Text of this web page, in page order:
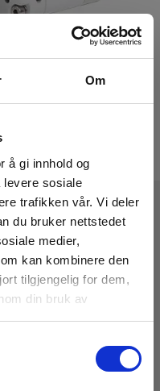
Om
å gi innhold og
levere sosiale
trafikken vår. Vi deler
du bruker nettstedet
medier,
kan kombinere den
tilgjengelig for dem,
din bruk av